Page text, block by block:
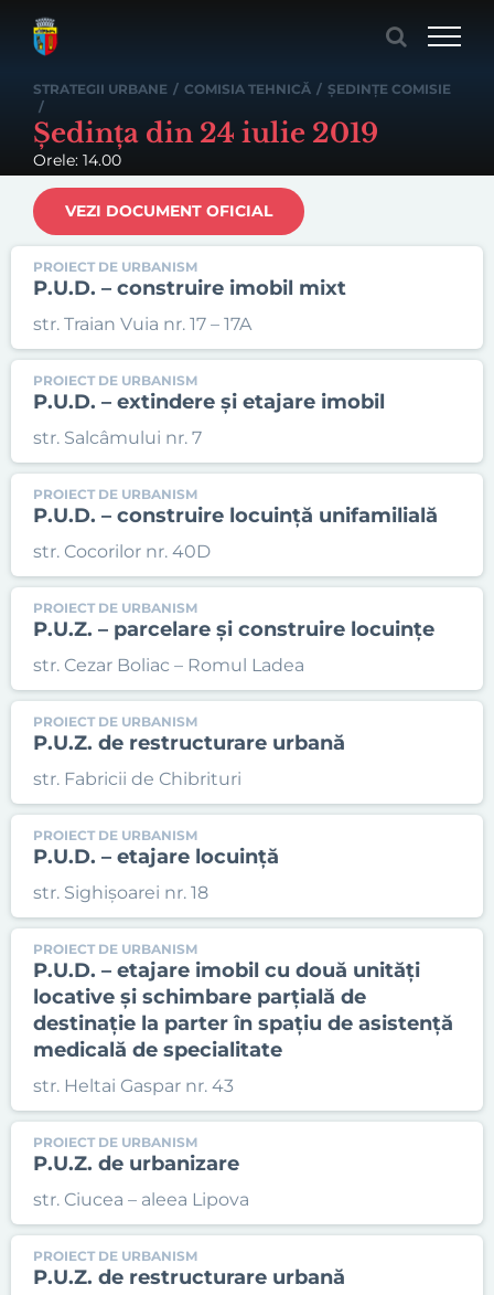
STRATEGII URBANE / COMISIA TEHNICĂ / ȘEDINȚE COMISIE
/
Ședința din 24 iulie 2019
Orele: 14.00
VEZI DOCUMENT OFICIAL
PROIECT DE URBANISM
P.U.D. – construire imobil mixt
str. Traian Vuia nr. 17 – 17A
PROIECT DE URBANISM
P.U.D. – extindere și etajare imobil
str. Salcâmului nr. 7
PROIECT DE URBANISM
P.U.D. – construire locuință unifamilială
str. Cocorilor nr. 40D
PROIECT DE URBANISM
P.U.Z. – parcelare și construire locuințe
str. Cezar Boliac – Romul Ladea
PROIECT DE URBANISM
P.U.Z. de restructurare urbană
str. Fabricii de Chibrituri
PROIECT DE URBANISM
P.U.D. – etajare locuință
str. Sighișoarei nr. 18
PROIECT DE URBANISM
P.U.D. – etajare imobil cu două unități
locative și schimbare parțială de
destinație la parter în spațiu de asistență
medicală de specialitate
str. Heltai Gaspar nr. 43
PROIECT DE URBANISM
P.U.Z. de urbanizare
str. Ciucea – aleea Lipova
PROIECT DE URBANISM
P.U.Z. de restructurare urbană